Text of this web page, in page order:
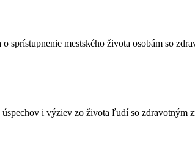
mestského života osobám so
i výziev zo života ľudí so zdravotným